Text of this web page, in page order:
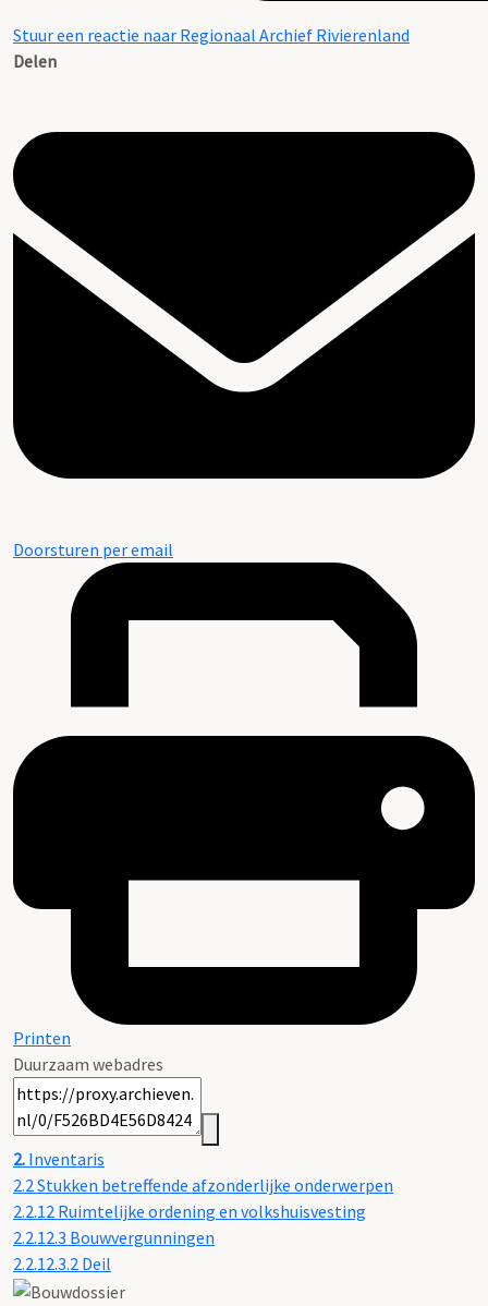
Stuur een reactie naar Regionaal Archief Rivierenland
Delen
Doorsturen per email
Printen
Duurzaam webadres
2. Inventaris
2.2 Stukken betreffende afzonderlijke onderwerpen
2.2.12 Ruimtelijke ordening en volkshuisvesting
2.2.12.3 Bouwvergunningen
2.2.12.3.2 Deil